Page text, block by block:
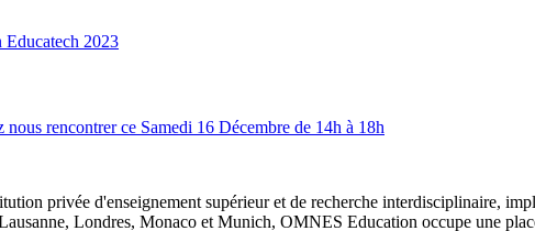
2023
nous rencontrer ce Samedi 16 Décembre de 14h à 18h
privée d'enseignement supérieur et de recherche interdisciplinaire,
Londres, Monaco et Munich, OMNES Education occupe une